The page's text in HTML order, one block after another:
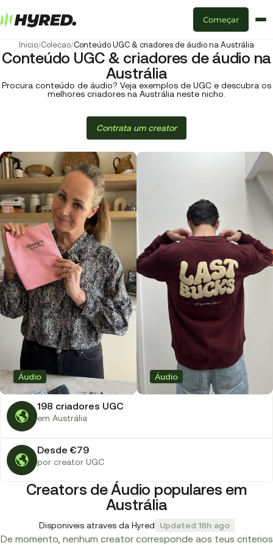
Começar
Inicio/Colecao/Conteúdo UGC & criadores de áudio na Austrália
Conteúdo UGC & criadores de áudio na
Austrália
Procura conteúdo de áudio? Veja exemplos de UGC e descubra os
melhores criadores na Austrália neste nicho.
Contrata um creator
198 criadores UGC
em Austrália
Áudio Áudio
Desde €79
por creator UGC
Creators de Áudio populares em
Austrália
Disponiveis atraves da Hyred Updated 16h ago
De momento, nenhum creator corresponde aos teus criterios